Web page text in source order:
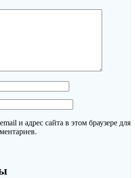
и адрес сайта в этом браузере для